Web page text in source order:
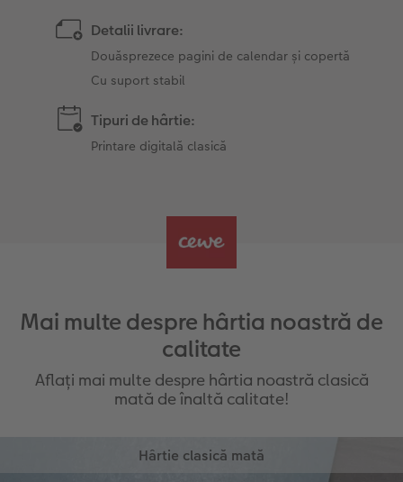
Detalii livrare:
Douăsprezece pagini de calendar și copertă
Cu suport stabil
Tipuri de hârtie:
Printare digitală clasică
Mai multe despre hârtia noastră de
calitate
Aflați mai multe despre hârtia noastră clasică
mată de înaltă calitate!